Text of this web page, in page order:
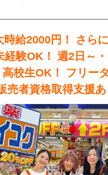
時給2000円！ さら
経験OK！ 週2日～
校生OK！ フリー
売者資格取得支援あ